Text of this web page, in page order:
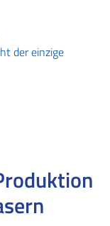
der einzige